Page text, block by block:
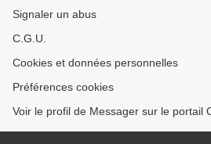
Signaler un abus
C.G.U.
Cookies et données personnelles
Préférences cookies
Voir le profil de Messager sur le portail